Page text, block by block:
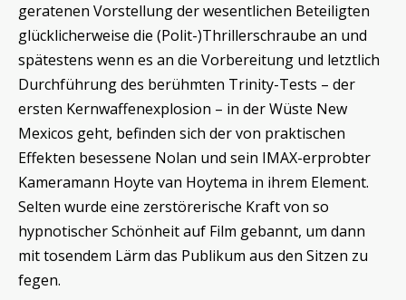
geratenen Vorstellung der wesentlichen Beteiligten
glücklicherweise die (Polit-)Thrillerschraube an und
spätestens wenn es an die Vorbereitung und letztlich
Durchführung des berühmten Trinity-Tests – der
ersten Kernwaffenexplosion – in der Wüste New
Mexicos geht, befinden sich der von praktischen
Effekten besessene Nolan und sein IMAX-erprobter
Kameramann Hoyte van Hoytema in ihrem Element.
Selten wurde eine zerstörerische Kraft von so
hypnotischer Schönheit auf Film gebannt, um dann
mit tosendem Lärm das Publikum aus den Sitzen zu
fegen.